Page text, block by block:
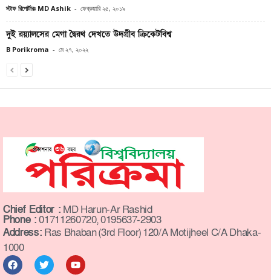
স্টাফ রিপোর্টারঃ MD Ashik - ফেব্রুয়ারি ২৫, ২০১৯
দুই রয়্যালসের মেগা দ্বৈরথ দেখতে উদগ্রীব ক্রিকেটবিশ্ব
B Porikroma - মে ২৭, ২০২২
Chief Editor : MD Harun-Ar Rashid
Phone :01711260720, 0195637-2903
Address: Ras Bhaban (3rd Floor) 120/A Motijheel C/A Dhaka-
1000